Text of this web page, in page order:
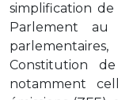
simplification
Parlement
Constitution
notamment